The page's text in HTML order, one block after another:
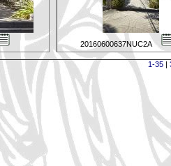
20160600637NUC2A
1-35|